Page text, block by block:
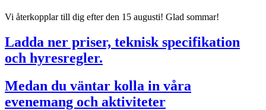
Vi återkopplar till dig efter den 15 augusti! Glad sommar!
Ladda ner priser, teknisk specifikation
och hyresregler.
Medan du väntar kolla in våra
evenemang och aktiviteter